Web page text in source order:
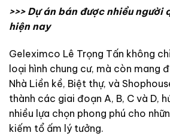
>>> Dự án bán được nhiều người
hiện nay
Geleximco Lê Trọng Tấn không
loại hình chung cư, mà còn mang
Nhà Liền kề, Biệt thự, và
thành các giai đoạn A, B, C và D,
nhiều lựa chọn phong phú cho
kiếm tổ ấm lý tưởng.